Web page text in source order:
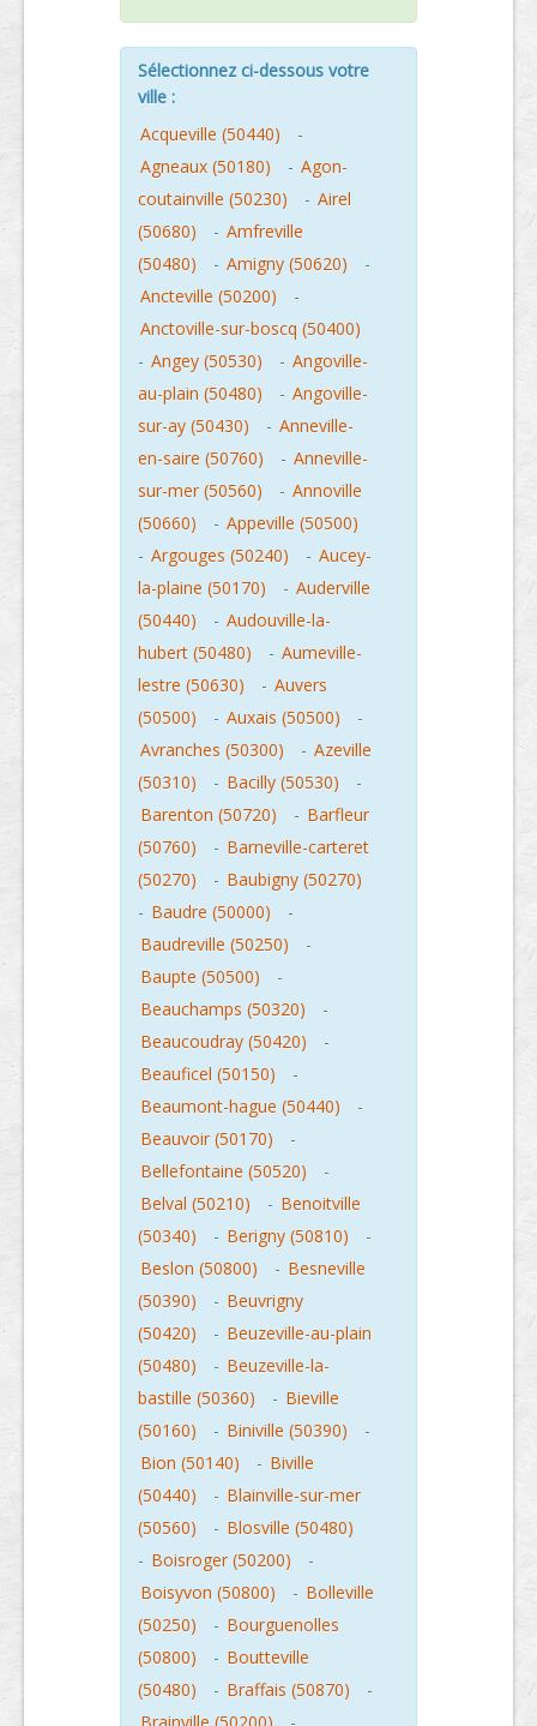
Sélectionnez ci-dessous votre
ville :
Acqueville (50440)
-
Agneaux (50180)
- Agon-
coutainville (50230)
- Airel
(50680)
- Amfreville
(50480)
- Amigny (50620)
-
Ancteville (50200)
-
Anctoville-sur-boscq (50400)
- Angey (50530) - Angoville-
au-plain (50480)
- Angoville-
sur-ay (50430)
- Anneville-
en-saire (50760)
- Anneville-
sur-mer (50560)
- Annoville
(50660)
- Appeville (50500)
- Argouges (50240) - Aucey-
la-plaine (50170)
- Auderville
(50440)
- Audouville-la-
hubert (50480)
- Aumeville-
lestre (50630)
- Auvers
(50500)
- Auxais (50500)
-
Avranches (50300)
- Azeville
(50310)
- Bacilly (50530)
-
Barenton (50720)
- Barfleur
(50760)
- Barneville-carteret
(50270)
- Baubigny (50270)
- Baudre (50000)
-
Baudreville (50250)
-
Baupte (50500)
-
Beauchamps (50320)
-
Beaucoudray (50420)
-
Beauficel (50150)
-
Beaumont-hague (50440)
-
Beauvoir (50170)
-
Bellefontaine (50520)
-
Belval (50210)
- Benoitville
(50340)
- Berigny (50810)
-
Beslon (50800)
- Besneville
(50390)
- Beuvrigny
(50420)
- Beuzeville-au-plain
(50480)
- Beuzeville-la-
bastille (50360)
- Bieville
(50160)
- Biniville (50390)
-
Bion (50140)
- Biville
(50440)
- Blainville-sur-mer
(50560)
- Blosville (50480)
- Boisroger (50200)
-
Boisyvon (50800)
- Bolleville
(50250)
- Bourguenolles
(50800)
- Boutteville
(50480)
- Braffais (50870)
-